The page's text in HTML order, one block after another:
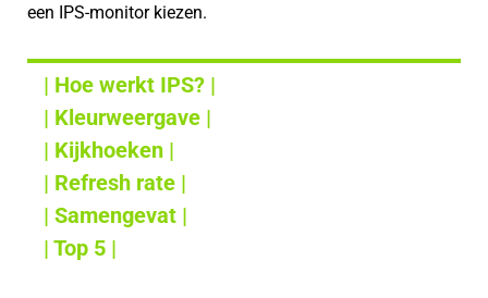
een IPS-monitor kiezen.
| Hoe werkt IPS? |
| Kleurweergave |
| Kijkhoeken |
| Refresh rate |
| Samengevat |
| Top 5 |